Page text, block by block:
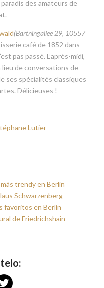
des amateurs de
(Bartningallee 29, 10557
café de 1852 dans
pas passé. L’après-midi,
de conversations de
ses spécialités classiques
Délicieuses !
Lutier
trendy en Berlín
Schwarzenberg
favoritos en Berlín
de Friedrichshain-